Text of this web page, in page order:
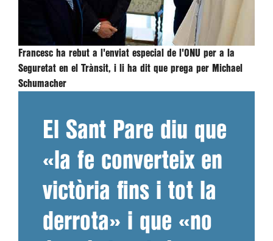
Francesc ha rebut a l'enviat especial de l'ONU per a la
Seguretat en el Trànsit, i li ha dit que prega per Michael
Schumacher
El Sant Pare diu que
«la fe converteix en
victòria fins i tot la
derrota» i que «no